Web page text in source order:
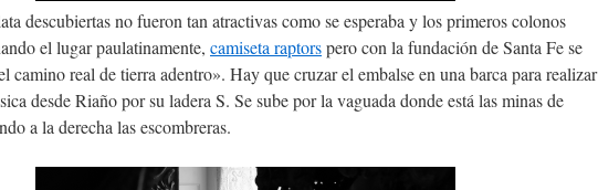
descubiertas no fueron tan atractivas como se esperaba y los primeros colonos
el lugar paulatinamente, camiseta raptorspero con la fundación de Santa Fe se
camino real de tierra adentro». Hay que cruzar el embalse en una barca para realizar
desde Riaño por su ladera S. Se sube por la vaguada donde está las minas de
a la derecha las escombreras.